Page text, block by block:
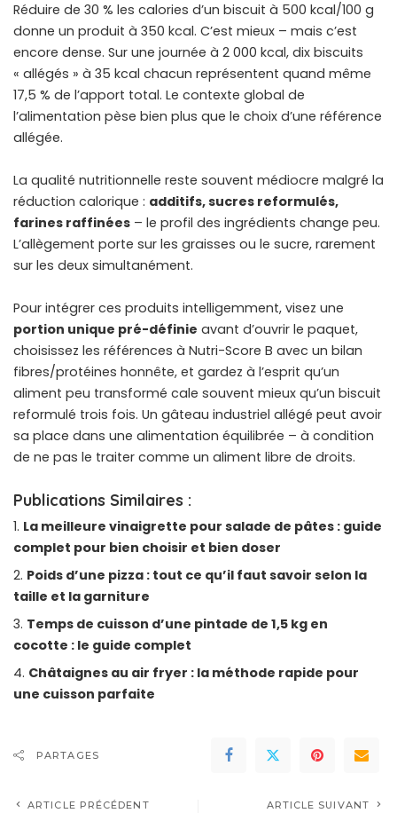
Réduire de 30 % les calories d’un biscuit à 500 kcal/100 g
donne un produit à 350 kcal. C’est mieux – mais c’est
encore dense. Sur une journée à 2 000 kcal, dix biscuits
« allégés » à 35 kcal chacun représentent quand même
17,5 % de l’apport total. Le contexte global de
l’alimentation pèse bien plus que le choix d’une référence
allégée.
La qualité nutritionnelle reste souvent médiocre malgré la
réduction calorique : additifs, sucres reformulés,
farines raffinées – le profil des ingrédients change peu.
L’allègement porte sur les graisses ou le sucre, rarement
sur les deux simultanément.
Pour intégrer ces produits intelligemment, visez une
portion unique pré-définie avant d’ouvrir le paquet,
choisissez les références à Nutri-Score B avec un bilan
fibres/protéines honnête, et gardez à l’esprit qu’un
aliment peu transformé cale souvent mieux qu’un biscuit
reformulé trois fois. Un gâteau industriel allégé peut avoir
sa place dans une alimentation équilibrée – à condition
de ne pas le traiter comme un aliment libre de droits.
Publications Similaires :
La meilleure vinaigrette pour salade de pâtes : guide
complet pour bien choisir et bien doser
Poids d’une pizza : tout ce qu’il faut savoir selon la
taille et la garniture
Temps de cuisson d’une pintade de 1,5 kg en
cocotte : le guide complet
Châtaignes au air fryer : la méthode rapide pour
une cuisson parfaite
PARTAGES
ARTICLE PRÉCÉDENT ARTICLE SUIVANT